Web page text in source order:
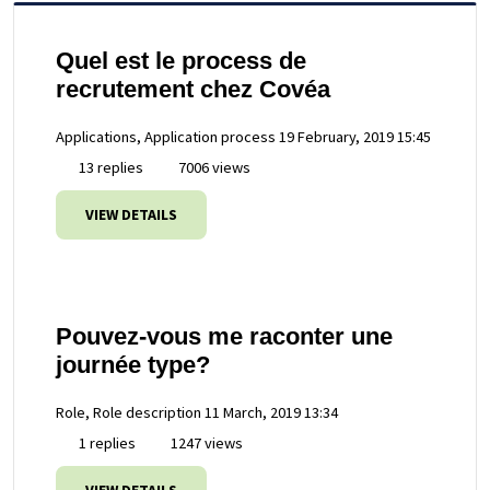
Quel est le process de
recrutement chez Covéa
Applications, Application process 19 February, 2019 15:45
13 replies
7006 views
VIEW DETAILS
Pouvez-vous me raconter une
journée type?
Role, Role description 11 March, 2019 13:34
1 replies
1247 views